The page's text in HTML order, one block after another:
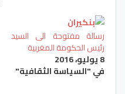
رسالة مفتوحة الى السيد
رئيس الحكومة المغربية
8 يوليو، 2016
في "السياسة الثقافية"